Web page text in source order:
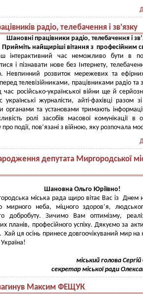
радіо, телебачення і зв’язку
Шановні працівники радіо, телебачення і
Прийміть найщиріші вітання з професійним
інтерактивний час неможливо бути в
і пізнавати нове без Інтернету,
Невпинний розвиток мережевих та ефірних
телевізійниками, працівниками радіо та
час російсько-української війни ще й
журналісти, айті-фахівці разом
та установами тримають
ролі засобів масової комунікації в
про події, пов’язані з війною, яку розпочала
депутата Миргородської
Шановна Ольго Юріївно!
міська рада щиро вітає Вас із Днем
мирного неба, міцного здоров’я,
добробуту. Зичимо Вам оптимізму,
планів, професійного успіху. Дякуємо за
Хай ця осінь принесе довгоочікуваний мир
міський голова
секретар міської ради
загинув Максим ФЕЩУК